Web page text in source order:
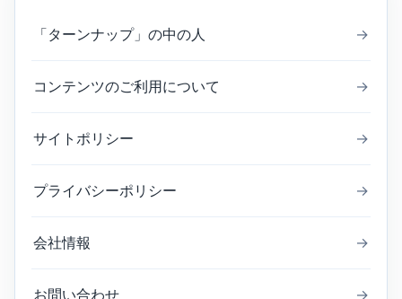
「ターンナップ」の中の人 →
コンテンツのご利用について →
サイトポリシー →
プライバシーポリシー →
会社情報 →
お問い合わせ →